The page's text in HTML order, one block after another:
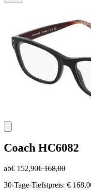
Sternen.
Coach HC6082
ab€ 152,90€ 168,00
30-Tage-Tiefstpreis: €